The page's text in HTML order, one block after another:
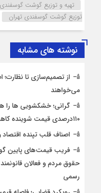
تهیه و توزیع گوشت
توزیع گوشت گوسفندی تهران
نوشته های مشابه
از تصمیم‌سازی تا نظارت؛
می‌خواهند
گرانی؛ خشکشویی‌ ها را
۱۱۰درصدی قیمت شوینده کاهش۴۰درصدی تقاضا
اصناف قلب تپنده
فریب قیمت‌های پایین
حقوق مردم و فعالان
رسمی